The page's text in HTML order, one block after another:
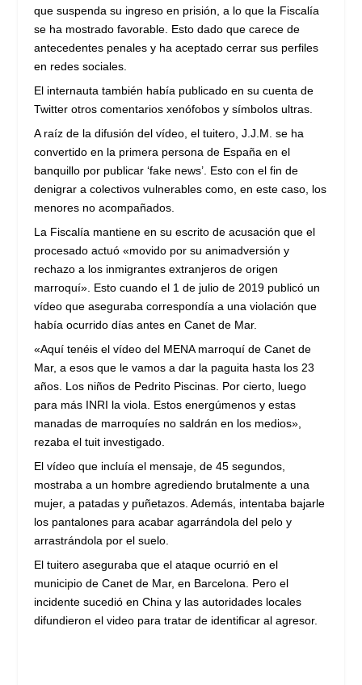
que suspenda su ingreso en prisión, a lo que la Fiscalía
se ha mostrado favorable. Esto dado que carece de
antecedentes penales y ha aceptado cerrar sus perfiles
en redes sociales.
El internauta también había publicado en su cuenta de
Twitter otros comentarios xenófobos y símbolos ultras.
A raíz de la difusión del vídeo, el tuitero, J.J.M. se ha
convertido en la primera persona de España en el
banquillo por publicar ‘fake news’. Esto con el fin de
denigrar a colectivos vulnerables como, en este caso, los
menores no acompañados.
La Fiscalía mantiene en su escrito de acusación que el
procesado actuó «movido por su animadversión y
rechazo a los inmigrantes extranjeros de origen
marroquí». Esto cuando el 1 de julio de 2019 publicó un
vídeo que aseguraba correspondía a una violación que
había ocurrido días antes en Canet de Mar.
«Aquí tenéis el vídeo del MENA marroquí de Canet de
Mar, a esos que le vamos a dar la paguita hasta los 23
años. Los niños de Pedrito Piscinas. Por cierto, luego
para más INRI la viola. Estos energúmenos y estas
manadas de marroquíes no saldrán en los medios»,
rezaba el tuit investigado.
El vídeo que incluía el mensaje, de 45 segundos,
mostraba a un hombre agrediendo brutalmente a una
mujer, a patadas y puñetazos. Además, intentaba bajarle
los pantalones para acabar agarrándola del pelo y
arrastrándola por el suelo.
El tuitero aseguraba que el ataque ocurrió en el
municipio de Canet de Mar, en Barcelona. Pero el
incidente sucedió en China y las autoridades locales
difundieron el video para tratar de identificar al agresor.